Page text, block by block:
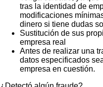
tras la identidad de
modificaciones
dinero si tiene dudas
Sustitución de sus
empresa real
Antes de realizar una
datos especificados
empresa en cuestión.